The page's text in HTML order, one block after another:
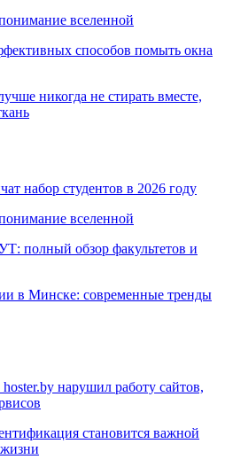
вселенной
способов помыть окна
никогда не стирать вместе,
набор студентов в 2026 году
вселенной
полный обзор факультетов и
в Минске: современные тренды
нарушил работу сайтов,
становится важной